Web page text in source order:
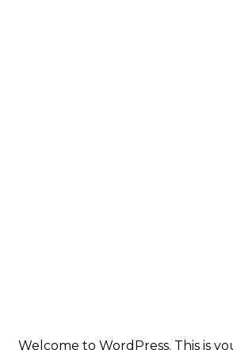
Welcome to WordPress. This is